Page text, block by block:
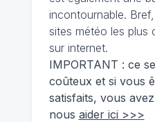
incontournable.
sites météo les plus
sur internet.
IMPORTANT : ce
coûteux et si vous
satisfaits, vous
nous aider ici >>>